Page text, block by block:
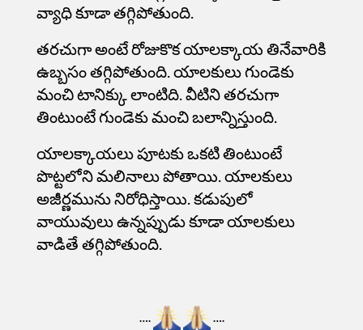
వ్యాధి కూడా తగ్గిపోతుంది.
తరచుగా అంటే రోజుకొక యాలక్కాయ తినేవారికి
ఉబ్బసం తగ్గిపోతుంది. యాలకులు గుండెకు
మంచి టానిక్కు లాంటిది. వీటిని తరచుగా
తింటుంటే గుండెకు మంచి బలాన్నిస్తుంది.
యాలక్కాయలు పూటకు ఒకటి తింటుంటే
పొట్టలోని మలినాలు పోతాయి. యాలకులు
అజీర్ణమును నిరోధిస్తాయి. కడుపులో
వాయువులు ఉన్నప్పుడుకూడా యాలకులు
వాడితే తగ్గిపోతుంది.
…. ….